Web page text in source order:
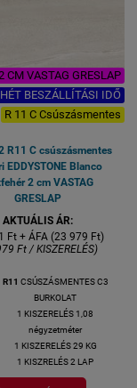
CM VASTAG GRESLAP
BESZÁLLÍTÁSI IDŐ
R 11 C Csúszásmentes
R11 C csúszásmentes
EDDYSTONE Blanco
2 cm VASTAG
GRESLAP
AKTUÁLIS ÁR:
Ft + ÁFA (23 979 Ft)
Ft / KISZERELÉS)
R11 CSÚSZÁSMENTES C3
BURKOLAT
1 KISZERELÉS 1,08
négyzetméter
1 KISZERELÉS 29 KG
1 KISZRELÉS 2 LAP
LAP MÉRETE: 60x90x2 cm